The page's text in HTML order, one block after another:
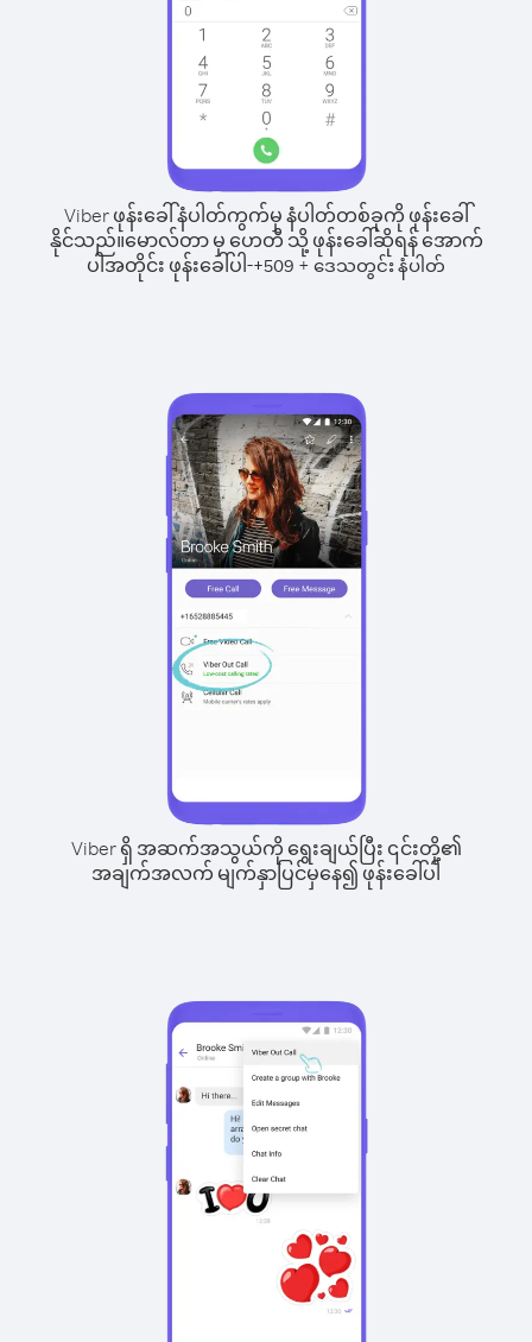
Viber ဖုန်းခေါ်နံပါတ်ကွက်မှ နံပါတ်တစ်ခုကို ဖုန်းခေါ်
နိုင်သည်။မောလ်တာ မှ ဟေတီ သို့ ဖုန်းခေါ်ဆိုရန် အောက်
ပါအတိုင်း ဖုန်းခေါ်ပါ-+509 + ဒေသတွင်း နံပါတ်
Viber ရှိ အဆက်အသွယ်ကို ရွေးချယ်ပြီး ၎င်းတို့၏
အချက်အလက် မျက်နှာပြင်မှနေ၍ ဖုန်းခေါ်ပါ